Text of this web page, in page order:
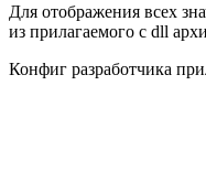
Для отображения всех
из прилагаемого с dll
Конфиг разработчика